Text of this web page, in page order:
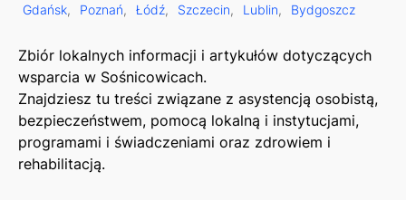
Gdańsk
Poznań Łódź Szczecin Lublin Bydgoszcz
Zbiór lokalnych informacji i artykułów dotyczących
wsparcia w Sośnicowicach.
Znajdziesz tu treści związane z asystencją osobistą,
bezpieczeństwem, pomocą lokalną i instytucjami,
programami i świadczeniami oraz zdrowiem i
rehabilitacją.